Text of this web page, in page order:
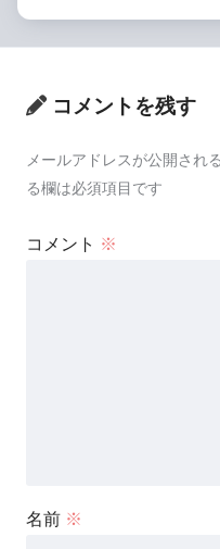
コメントを残す
メールアドレスが公開され
る欄は必須項目です
コメント ※
名前 ※